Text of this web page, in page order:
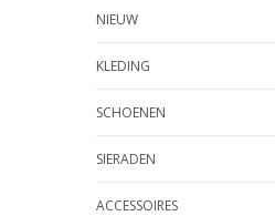
NIEUW
KLEDING
SCHOENEN
SIERADEN
ACCESSOIRES